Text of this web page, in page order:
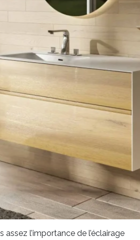
assez l’importance de l’éclairage